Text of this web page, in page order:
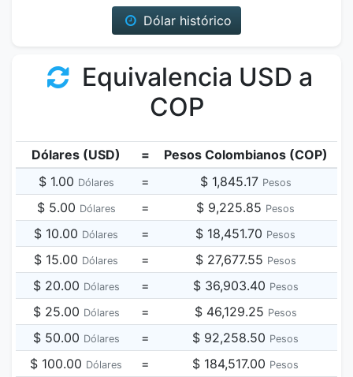
Dólar histórico
Equivalencia USD a
COP
Dólares (USD) =
Pesos Colombianos (COP)
$ 1.00 Dólares = $ 1,845.17 Pesos
$ 5.00 Dólares = $ 9,225.85 Pesos
$ 10.00 Dólares = $ 18,451.70 Pesos
$ 15.00 Dólares = $ 27,677.55 Pesos
$ 20.00 Dólares = $ 36,903.40 Pesos
$ 25.00 Dólares = $ 46,129.25 Pesos
$ 50.00 Dólares = $ 92,258.50 Pesos
$ 100.00 Dólares = $ 184,517.00 Pesos